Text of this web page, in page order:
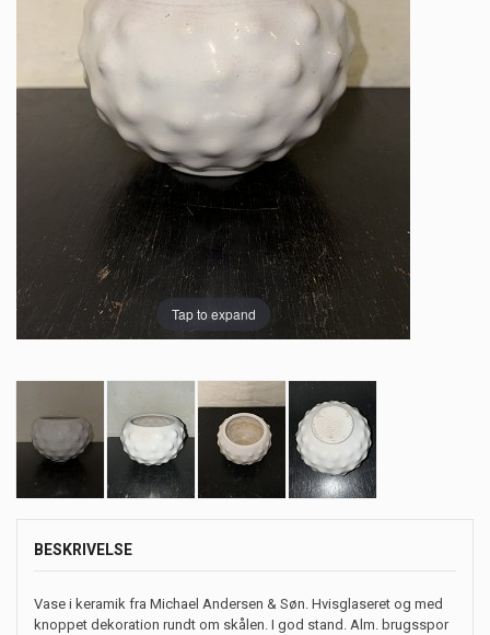
Tap to expand
BESKRIVELSE
Vase i keramik fra Michael Andersen & Søn. Hvisglaseret og med
knoppet dekoration rundt om skålen. I god stand. Alm. brugsspor